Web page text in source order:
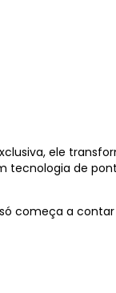
ele
tecnologia de
começa a contar